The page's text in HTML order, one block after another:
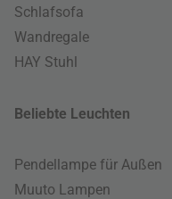
Schlafsofa
Wandregale
HAY Stuhl
Beliebte Leuchten
Pendellampe für Außen
Muuto Lampen